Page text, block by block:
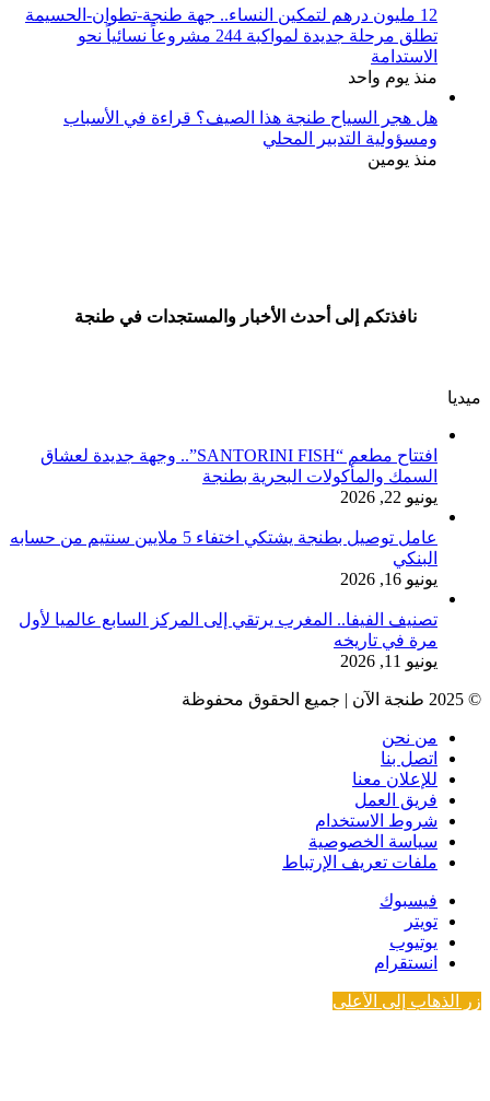
12 مليون درهم لتمكين النساء.. جهة طنجة-تطوان-الحسيمة
تطلق مرحلة جديدة لمواكبة 244 مشروعاً نسائياً نحو
الاستدامة
منذ يوم واحد
هل هجر السياح طنجة هذا الصيف؟ قراءة في الأسباب
ومسؤولية التدبير المحلي
منذ يومين
نافذتكم إلى أحدث الأخبار والمستجدات في طنجة
ميديا
افتتاح مطعم “SANTORINI FISH”.. وجهة جديدة لعشاق
السمك والمأكولات البحرية بطنجة
يونيو 22, 2026
عامل توصيل بطنجة يشتكي اختفاء 5 ملايين سنتيم من حسابه
البنكي
يونيو 16, 2026
تصنيف الفيفا.. المغرب يرتقي إلى المركز السابع عالميا لأول
مرة في تاريخه
يونيو 11, 2026
© 2025 طنجة الآن | جميع الحقوق محفوظة
من نحن
اتصل بنا
للإعلان معنا
فريق العمل
شروط الاستخدام
سياسة الخصوصية
ملفات تعريف الإرتباط
فيسبوك
تويتر
يوتيوب
انستقرام
زر الذهاب إلى الأعلى